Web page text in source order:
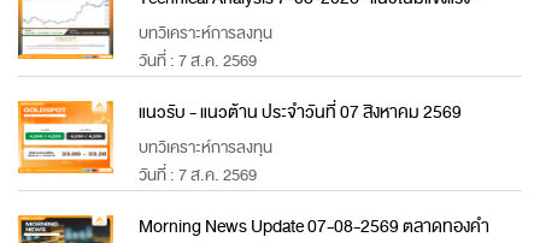
บทวิเคราะห์การลงทุน
วันที่ : 7 ส.ค. 2569
แนวรับ - แนวต้าน ประจำวันที่ 07 สิงหาคม 2569
บทวิเคราะห์การลงทุน
วันที่ : 7 ส.ค. 2569
Morning News Update 07-08-2569 ตลาดทองคำ